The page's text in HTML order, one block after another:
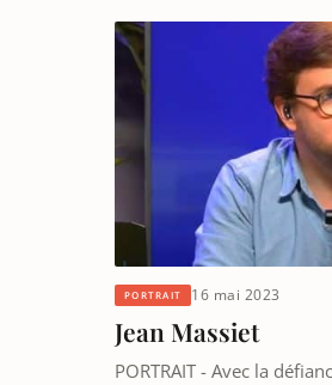
PORTRAIT 16 mai 2023
Jean Massiet
PORTRAIT - Avec la